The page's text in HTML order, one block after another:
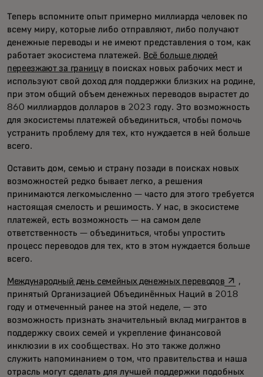
Теперь вспомните опыт примерно миллиарда человек по
всему миру, которые либо отправляют, либо получают
денежные переводы и не имеют представления о том, как
работает экосистема платежей. Всё больше людей
переезжают за границув поисках новых рабочих мест и
используют свой доход для поддержки близких на родине,
при этом общий объем денежных переводов вырастет до
860 миллиардов долларов в 2023 году. Это возможность
для экосистемы платежей объединиться, чтобы помочь
устранить проблему для тех, кто нуждается в ней больше
всего.
Оставить дом, семью и страну позади в поисках новых
возможностей редко бывает легко, а решения
принимаются легкомысленно — часто для этого требуется
настоящая смелость и решимость. У нас, в экосистеме
платежей, есть возможность — на самом деле
ответственность — объединиться, чтобы упростить
процесс переводов для тех, кто в этом нуждается больше
всего.
Международный день семейных денежных переводовopens
,
принятый Организацией Объединённых Наций в 2018
году и отмеченный ранее на этой неделе, — это
возможность признать значительный вклад мигрантов в
поддержку своих семей и укрепление финансовой
инклюзии в их сообществах. Но это также должно
служить напоминанием о том, что правительства и наша
отрасль могут сделать для лучшей поддержки подобных